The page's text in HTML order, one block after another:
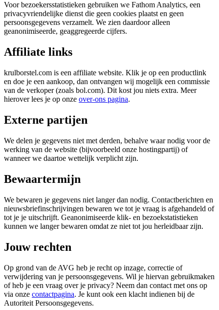
Voor bezoekersstatistieken gebruiken we Fathom Analytics, een
privacyvriendelijke dienst die geen cookies plaatst en geen
persoonsgegevens verzamelt. We zien daardoor alleen
geanonimiseerde, geaggregeerde cijfers.
Affiliate links
krulborstel.com is een affiliate website. Klik je op een productlink
en doe je een aankoop, dan ontvangen wij mogelijk een commissie
van de verkoper (zoals bol.com). Dit kost jou niets extra. Meer
hierover lees je op onze over-ons pagina.
Externe partijen
We delen je gegevens niet met derden, behalve waar nodig voor de
werking van de website (bijvoorbeeld onze hostingpartij) of
wanneer we daartoe wettelijk verplicht zijn.
Bewaartermijn
We bewaren je gegevens niet langer dan nodig. Contactberichten en
nieuwsbriefinschrijvingen bewaren we tot je vraag is afgehandeld of
tot je je uitschrijft. Geanonimiseerde klik- en bezoekstatistieken
kunnen we langer bewaren omdat ze niet tot jou herleidbaar zijn.
Jouw rechten
Op grond van de AVG heb je recht op inzage, correctie of
verwijdering van je persoonsgegevens. Wil je hiervan gebruikmaken
of heb je een vraag over je privacy? Neem dan contact met ons op
via onze contactpagina. Je kunt ook een klacht indienen bij de
Autoriteit Persoonsgegevens.